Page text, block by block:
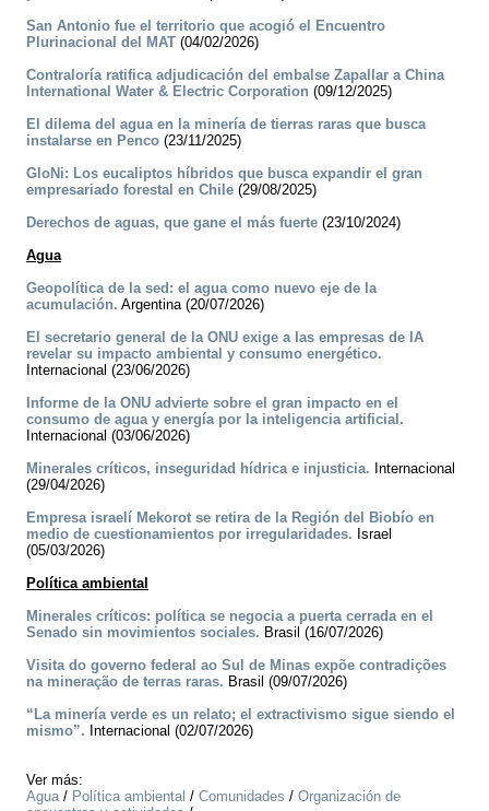
San Antonio fue el territorio que acogió el Encuentro
Plurinacional del MAT (04/02/2026)
Contraloría ratifica adjudicación del embalse Zapallar a China
International Water & Electric Corporation (09/12/2025)
El dilema del agua en la minería de tierras raras que busca
instalarse en Penco (23/11/2025)
GloNi: Los eucaliptos híbridos que busca expandir el gran
empresariado forestal en Chile (29/08/2025)
Derechos de aguas, que gane el más fuerte (23/10/2024)
Agua
Geopolítica de la sed: el agua como nuevo eje de la
acumulación. Argentina (20/07/2026)
El secretario general de la ONU exige a las empresas de IA
revelar su impacto ambiental y consumo energético.
Internacional (23/06/2026)
Informe de la ONU advierte sobre el gran impacto en el
consumo de agua y energía por la inteligencia artificial.
Internacional (03/06/2026)
Minerales críticos, inseguridad hídrica e injusticia. Internacional
(29/04/2026)
Empresa israelí Mekorot se retira de la Región del Biobío en
medio de cuestionamientos por irregularidades. Israel
(05/03/2026)
Política ambiental
Minerales críticos: política se negocia a puerta cerrada en el
Senado sin movimientos sociales. Brasil (16/07/2026)
Visita do governo federal ao Sul de Minas expõe contradições
na mineração de terras raras. Brasil (09/07/2026)
“La minería verde es un relato; el extractivismo sigue siendo el
mismo”. Internacional (02/07/2026)
Ver más:
Agua/ Política ambiental / Comunidades / Organización de